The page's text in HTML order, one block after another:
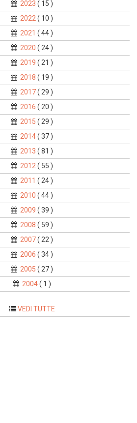
2023 ( 15 )
2022 ( 10 )
2021 ( 44 )
2020 ( 24 )
2019 ( 21 )
2018 ( 19 )
2017( 29 )
2016 ( 20 )
2015 ( 29 )
2014( 37 )
2013 ( 81 )
2012 ( 55 )
2011 ( 24 )
2010 ( 44 )
2009 ( 39 )
2008 ( 59 )
2007( 22 )
2006 ( 34 )
2005 ( 27 )
2004( 1 )
VEDI TUTTE